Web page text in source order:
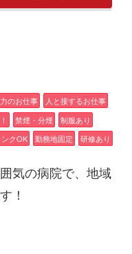
のお仕事
人と接するお仕事
禁煙・分煙
制服あり
クOK 勤務地固定 研修あり
気の病院で、地域
！